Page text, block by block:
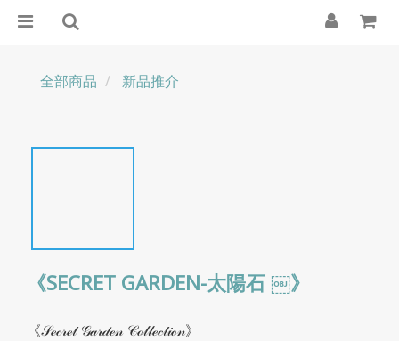
全部商品 新品推介
《SECRET GARDEN-太陽石 ￼》
《𝒮ℯ𝒸𝓇ℯ𝓉 𝒢𝒶𝓇𝒹ℯ𝓃 𝒞ℴ𝓁𝓁ℯ𝒸𝓉𝒾ℴ𝓃》